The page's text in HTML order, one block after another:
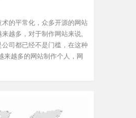
术的平常化，众多开源的网站
越多，对于制作网站来说,
司都已经不是门槛，在这种
来越多的网站制作个人，网